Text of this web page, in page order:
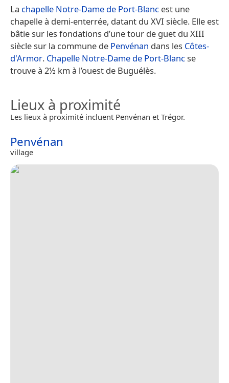
La chapelle Notre-Dame de Port-Blanc est une
chapelle à demi-enterrée, datant du XVI siècle. Elle est
bâtie sur les fondations d’une tour de guet du XIII
siècle sur la commune de Penvénan dans les Côtes-
d'Armor. Chapelle Notre-Dame de Port-Blancse
trouve à 2½ km à l’ouest de Buguélès.
Lieux à proximité
Les lieux à proximité incluent Penvénan et Trégor.
Penvénan
village